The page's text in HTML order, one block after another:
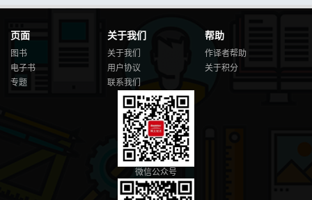
页面
图书
电子书
专题
关于我们
关于我们
用户协议
联系我们
帮助
作译者帮助
关于积分
微信公众号